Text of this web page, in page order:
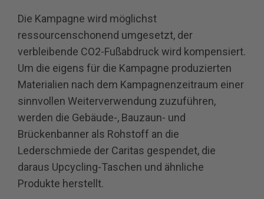
Die Kampagne wird möglichst
ressourcenschonend umgesetzt, der
verbleibende CO2-Fußabdruck wird kompensiert.
Um die eigens für die Kampagne produzierten
Materialien nach dem Kampagnenzeitraum einer
sinnvollen Weiterverwendung zuzuführen,
werden die Gebäude-, Bauzaun- und
Brückenbanner als Rohstoff an die
Lederschmiede der Caritas gespendet, die
daraus Upcycling-Taschen und ähnliche
Produkte herstellt.